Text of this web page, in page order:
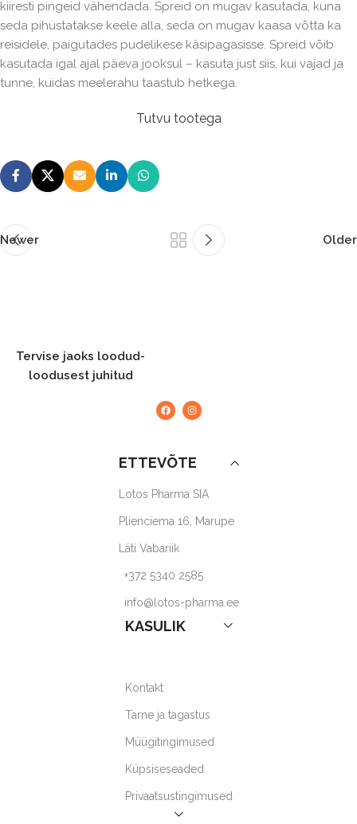
kiiresti pingeid vähendada. Spreid on mugav kasutada, kuna
seda pihustatakse keele alla, seda on mugav kaasa võtta ka
reisidele, paigutades pudelikese käsipagasisse. Spreid võib
kasutada igal ajal päeva jooksul – kasuta just siis, kui vajad ja
tunne, kuidas meelerahu taastub hetkega.
Tutvu tootega
Newer Older
Tervise jaoks loodud-
loodusest juhitud
ETTEVÕTE
Lotos Pharma SIA
Plienciema 16, Marupe
Läti Vabariik
+372 5340 2585
info@lotos-pharma.ee
KASULIK
Kontakt
Tarne ja tagastus
Müügitingimused
Küpsiseseaded
Privaatsustingimused